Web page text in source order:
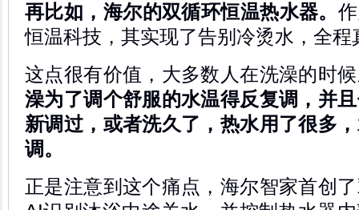
再比如，海尔的双循环恒温热水器。
恒温科技，其实现了告别冷烫水，全程
这点很有价值，大多数人在洗澡的时
澡为了调个舒服的水温得反复调，并
新调过，或者洗久了，热水用了很多
调。
正是注意到这个痛点，海尔智家首创